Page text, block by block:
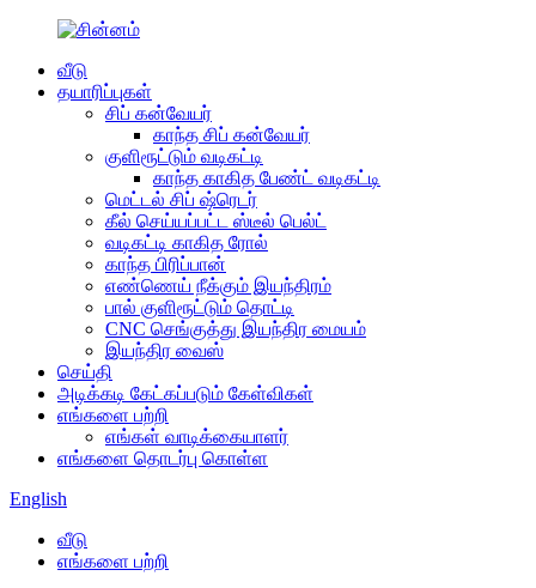
வீடு
தயாரிப்புகள்
சிப் கன்வேயர்
காந்த சிப் கன்வேயர்
குளிரூட்டும் வடிகட்டி
காந்த காகித பேண்ட் வடிகட்டி
மெட்டல் சிப் ஷ்ரெடர்
கீல் செய்யப்பட்ட ஸ்டீல் பெல்ட்
வடிகட்டி காகித ரோல்
காந்த பிரிப்பான்
எண்ணெய் நீக்கும் இயந்திரம்
பால் குளிரூட்டும் தொட்டி
CNC செங்குத்து இயந்திர மையம்
இயந்திர வைஸ்
செய்தி
அடிக்கடி கேட்கப்படும் கேள்விகள்
எங்களை பற்றி
எங்கள் வாடிக்கையாளர்
எங்களை தொடர்பு கொள்ள
English
வீடு
எங்களை பற்றி